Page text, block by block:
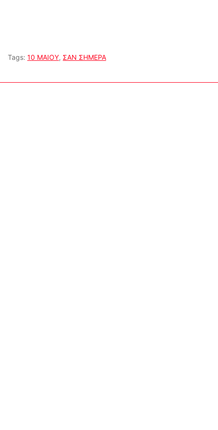
Tags: 10 ΜΑΙΟΥ, ΣΑΝ ΣΗΜΕΡΑ